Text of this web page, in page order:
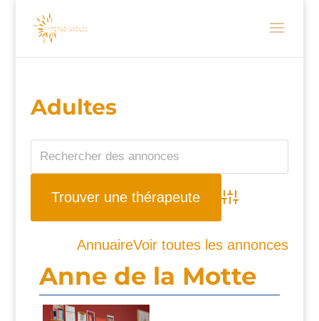
Adultes
Advanced Search
AnnuaireVoir toutes les annonces
Anne de la Motte